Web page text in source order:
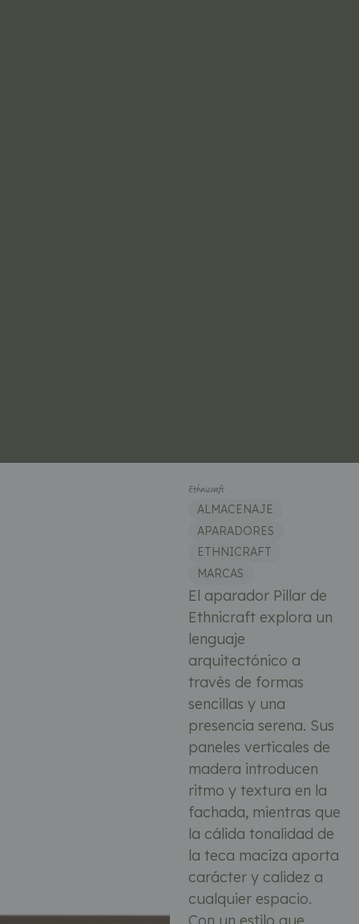
ALMACENAJE
APARADORES
ETHNICRAFT
MARCAS
El aparador Pillar de
Ethnicraft explora un
lenguaje
arquitectónico a
través de formas
sencillas y una
presencia serena. Sus
paneles verticales de
madera introducen
ritmo y textura en la
fachada, mientras que
la cálida tonalidad de
la teca maciza aporta
carácter y calidez a
cualquier espacio.